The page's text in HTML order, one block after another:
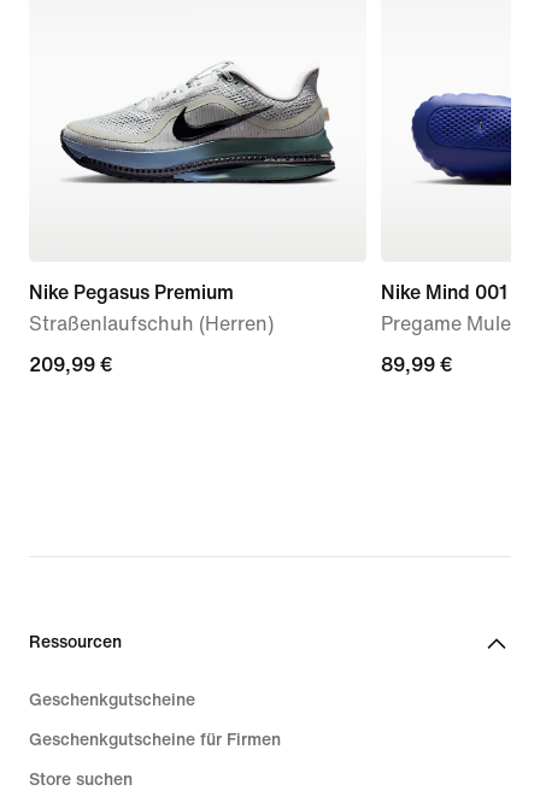
Nike Pegasus Premium
Straßenlaufschuh (Herren)
209,99 €
209,99 €
Nike Mind 001
Pregame Mule
89,99 €
89,99 €
Ressourcen
Geschenkgutscheine
Geschenkgutscheine für Firmen
Store suchen